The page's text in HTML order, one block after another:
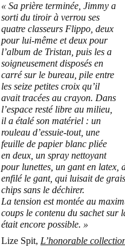
« Sa prière terminée, Jimmy a
sorti du tiroir à verrou ses
quatre classeurs Flippo, deux
pour lui-même et deux pour
l’album de Tristan, puis les a
soigneusement disposés en
carré sur le bureau, pile entre
les seize petites croix qu’il
avait tracées au crayon. Dans
l’espace resté libre au milieu,
il a étalé son matériel : un
rouleau d’essuie-tout, une
feuille de papier blanc pliée
en deux, un spray nettoyant
pour lunettes, un gant en latex,
enfilé le gant, qui luisait de
chips sans le déchirer.
La tension est montée au
coups le contenu du sachet sur
était encore possible. »
Lize Spit, L’honorable